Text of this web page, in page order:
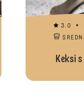
3.0
Keksi